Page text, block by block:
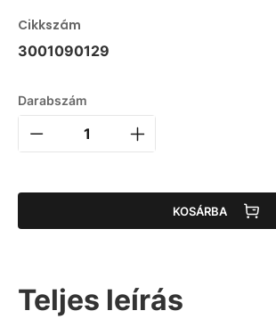
Cikkszám
3001090129
Darabszám
KOSÁRBA
Teljes leírás